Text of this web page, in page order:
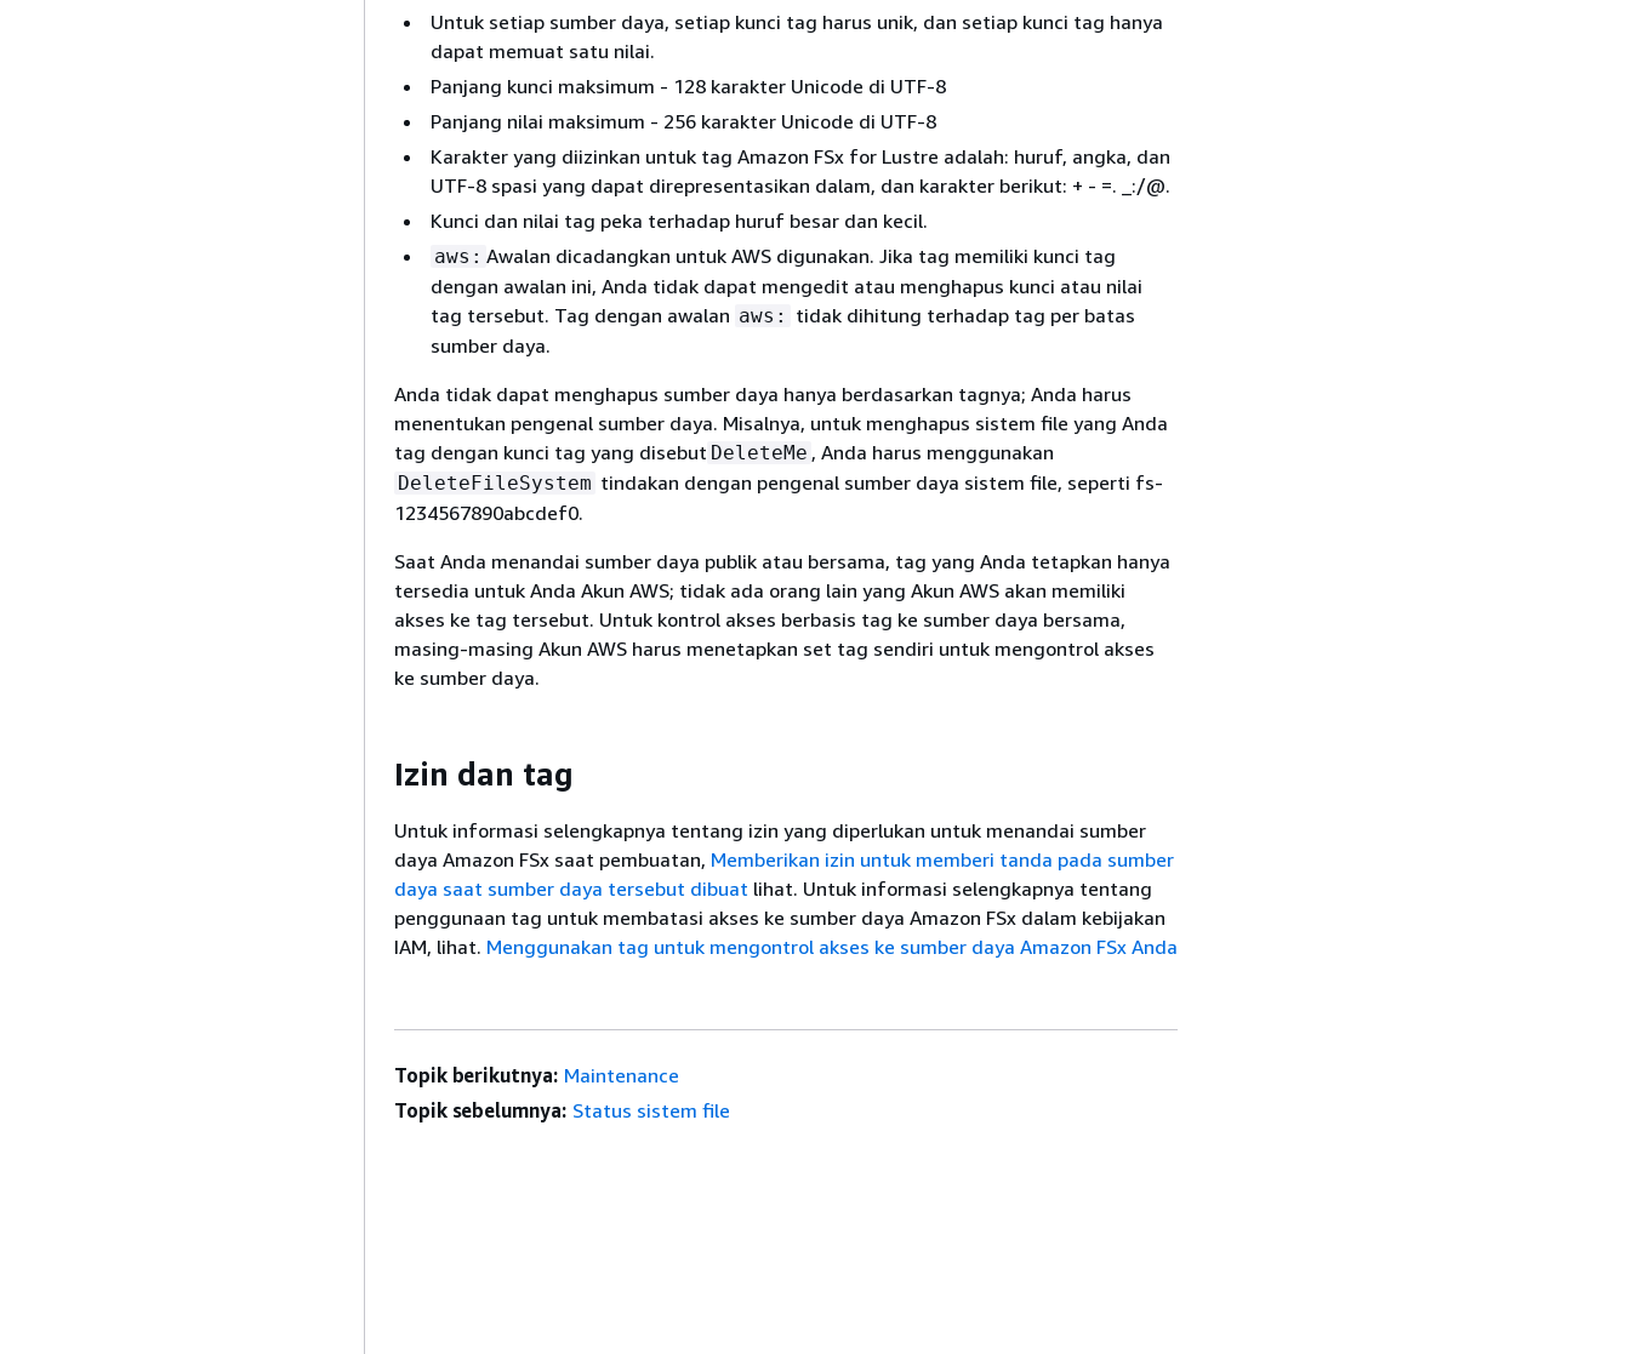
Untuk setiap sumber daya, setiap kunci tag harus unik, dan setiap kunci tag hanya
dapat memuat satu nilai.
Panjang kunci maksimum - 128 karakter Unicode di UTF-8
Panjang nilai maksimum - 256 karakter Unicode di UTF-8
Karakter yang diizinkan untuk tag Amazon FSx for Lustre adalah: huruf, angka, dan
UTF-8 spasi yang dapat direpresentasikan dalam, dan karakter berikut: + - =. _:/@.
Kunci dan nilai tag peka terhadap huruf besar dan kecil.
aws: Awalan dicadangkan untuk AWS digunakan. Jika tag memiliki kunci tag
dengan awalan ini, Anda tidak dapat mengedit atau menghapus kunci atau nilai
tag tersebut. Tag dengan awalan aws:
tidak dihitung terhadap tag per batas
sumber daya.
Anda tidak dapat menghapus sumber daya hanya berdasarkan tagnya; Anda harus
menentukan pengenal sumber daya. Misalnya, untuk menghapus sistem file yang Anda
tag dengan kunci tag yang disebut DeleteMe , Anda harus menggunakan
DeleteFileSystem tindakan dengan pengenal sumber daya sistem file, seperti fs-
1234567890abcdef0.
Saat Anda menandai sumber daya publik atau bersama, tag yang Anda tetapkan hanya
tersedia untuk Anda Akun AWS; tidak ada orang lain yang Akun AWS akan memiliki
akses ke tag tersebut. Untuk kontrol akses berbasis tag ke sumber daya bersama,
masing-masing Akun AWS harus menetapkan set tag sendiri untuk mengontrol akses
ke sumber daya.
Izin dan tag
Untuk informasi selengkapnya tentang izin yang diperlukan untuk menandai sumber
daya Amazon FSx saat pembuatan, Memberikan izin untuk memberi tanda pada sumber
daya saat sumber daya tersebut dibuat lihat. Untuk informasi selengkapnya tentang
penggunaan tag untuk membatasi akses ke sumber daya Amazon FSx dalam kebijakan
IAM, lihat. Menggunakan tag untuk mengontrol akses ke sumber daya Amazon FSx Anda
Topik berikutnya: Maintenance
Topik sebelumnya: Status sistem file